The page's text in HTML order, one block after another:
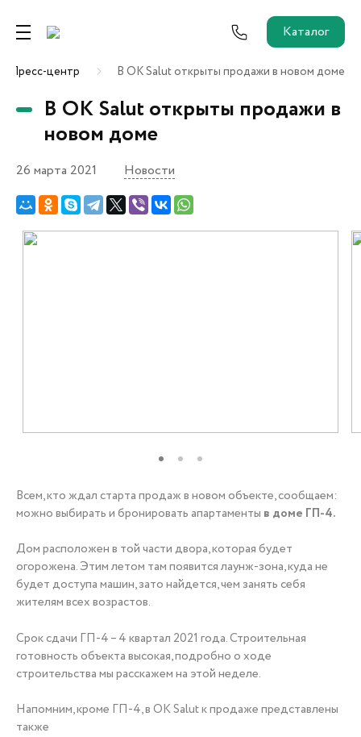
Каталог
Собственникам и новоселам
Агентам
Ремонт от застройщика
Трейд-Ин
Пресс-центр В OK Salut открыты продажи в новом доме
В OK Salut открыты продажи в
новом доме
26 марта 2021 Новости
Всем, кто ждал старта продаж в новом объекте, сообщаем:
можно выбирать и бронировать апартаменты в доме ГП-4.
Дом расположен в той части двора, которая будет
огорожена. Этим летом там появится лаунж-зона, куда не
будет доступа машин, зато найдется, чем занять себя
жителям всех возрастов.
Срок сдачи ГП-4 – 4 квартал 2021 года. Строительная
готовность объекта высокая, подробно о ходе
строительства мы расскажем на этой неделе.
Напомним, кроме ГП-4, в OK Salut к продаже представлены
также